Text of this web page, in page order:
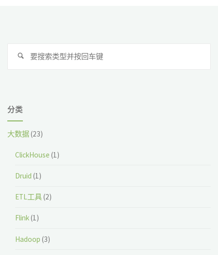
搜
分类
大数据(23)
ClickHouse (1)
Druid (1)
ETL工具(2)
Flink(1)
Hadoop (3)